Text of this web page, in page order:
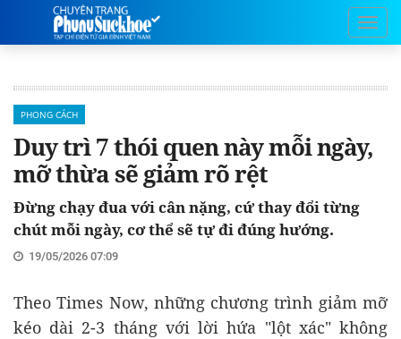
PHONG CÁCH
Duy trì 7 thói quen này mỗi ngày,
mỡ thừa sẽ giảm rõ rệt
Đừng chạy đua với cân nặng, cứ thay đổi từng
chút mỗi ngày, cơ thể sẽ tự đi đúng hướng.
19/05/2026 07:09
Theo Times Now, những chương trình giảm mỡ
kéo dài 2-3 tháng với lời hứa "lột xác" không